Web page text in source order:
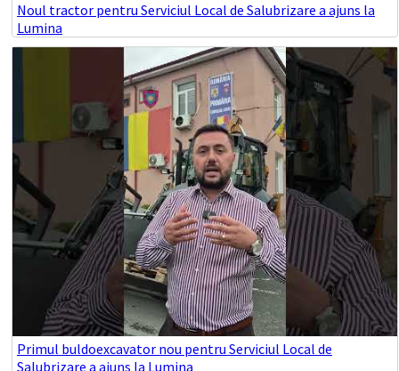
Noul tractor pentru Serviciul Local de Salubrizare a ajuns la
Lumina
Primul buldoexcavator nou pentru Serviciul Local de
Salubrizare a ajuns la Lumina